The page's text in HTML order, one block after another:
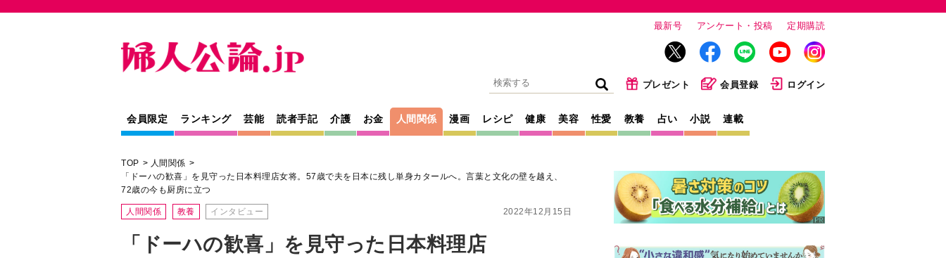
最新号 アンケート・投稿 定期購読
プレゼント 会員登録 ログイン
会員限定 ランキング 芸能 読者手記 介護 お金 人間関係 漫画 レシピ 健康 美容 性愛 教養 占い 小説 連載
TOP
人間関係
「ドーハの歓喜」を見守った日本料理店女将。57歳で夫を日本に残し単身カタールへ。言葉と文化の壁を越え、
72歳の今も厨房に立つ
2022年12月15日
人間関係 教養 インタビュー
「ドーハの歓喜」を見守った日本料理店